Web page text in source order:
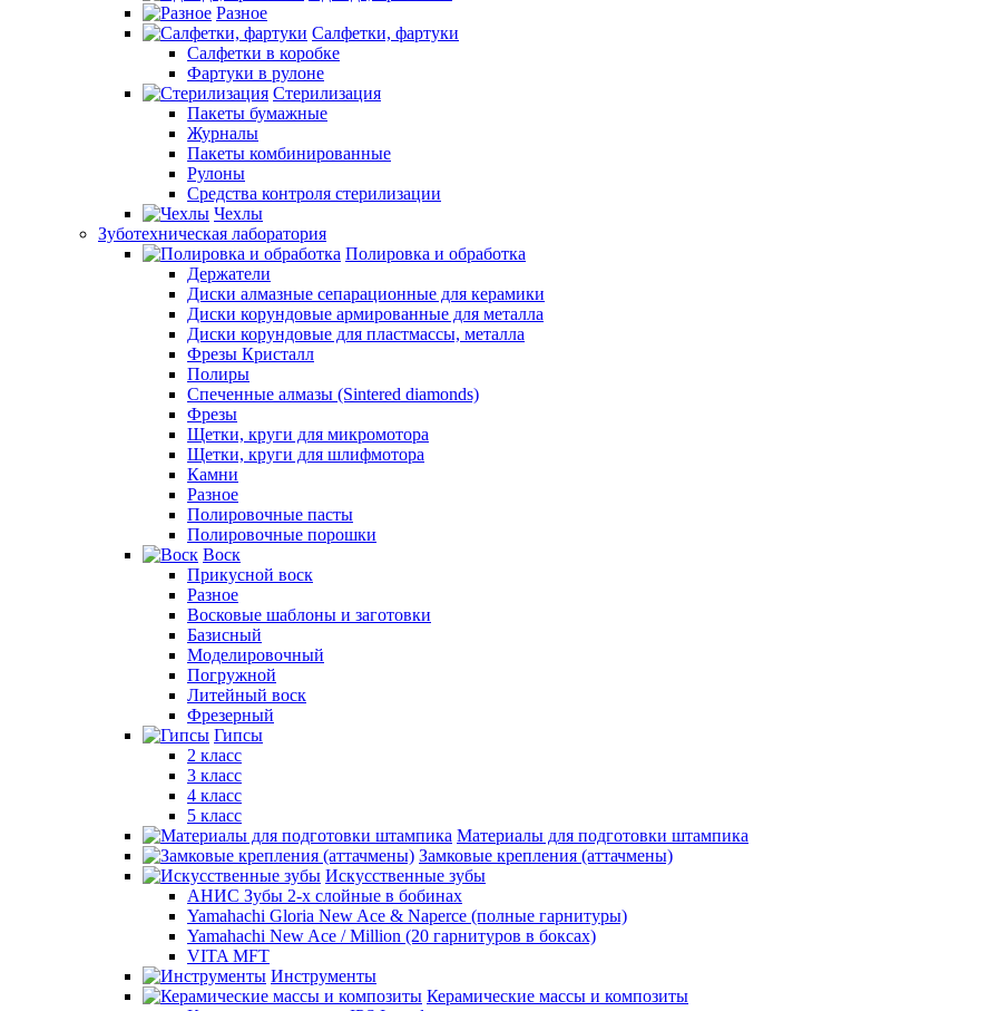
Разное
Салфетки, фартуки
Салфетки в коробке
Фартуки в рулоне
Стерилизация
Пакеты бумажные
Журналы
Пакеты комбинированные
Рулоны
Средства контроля стерилизации
Чехлы
Зуботехническая лаборатория
Полировка и обработка
Держатели
Диски алмазные сепарационные для керамики
Диски корундовые армированные для металла
Диски корундовые для пластмассы, металла
Фрезы Кристалл
Полиры
Спеченные алмазы (Sintered diamonds)
Фрезы
Щетки, круги для микромотора
Щетки, круги для шлифмотора
Камни
Разное
Полировочные пасты
Полировочные порошки
Воск
Прикусной воск
Разное
Восковые шаблоны и заготовки
Базисный
Моделировочный
Погружной
Литейный воск
Фрезерный
Гипсы
2 класс
3 класс
4 класс
5 класс
Материалы для подготовки штампика
Замковые крепления (аттачмены)
Искусственные зубы
АНИС Зубы 2-х слойные в бобинах
Yamahachi Gloria New Ace & Naperce (полные гарнитуры)
Yamahachi New Ace / Million (20 гарнитуров в боксах)
VITA MFT
Инструменты
Керамические массы и композиты